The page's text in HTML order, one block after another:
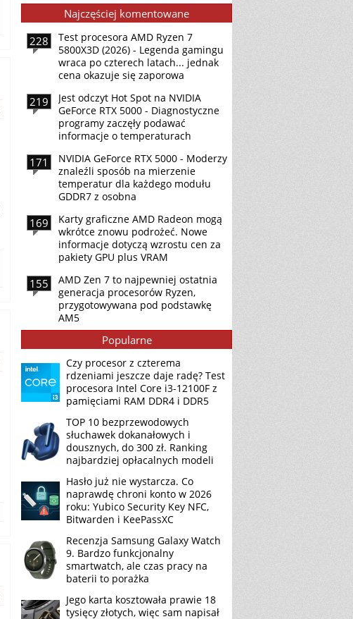
Najczęściej komentowane
228
Test procesora AMD Ryzen 7
5800X3D (2026) - Legenda gamingu
wraca po czterech latach... jednak
cena okazuje się zaporowa
219
Jest odczyt Hot Spot na NVIDIA
GeForce RTX 5000 - Diagnostyczne
programy zaczęły podawać
informacje o temperaturach
171
NVIDIA GeForce RTX 5000 - Moderzy
znaleźli sposób na mierzenie
temperatur dla każdego modułu
GDDR7 z osobna
169
Karty graficzne AMD Radeon mogą
wkrótce znowu podrożeć. Nowe
informacje dotyczą wzrostu cen za
pakiety GPU plus VRAM
155
AMD Zen 7 to najpewniej ostatnia
generacja procesorów Ryzen,
przygotowywana pod podstawkę
AM5
Popularne
Czy procesor z czterema
rdzeniami jeszcze daje radę? Test
procesora Intel Core i3-12100F z
pamięciami RAM DDR4 i DDR5
TOP 10 bezprzewodowych
słuchawek dokanałowych i
dousznych, do 300 zł. Ranking
najbardziej opłacalnych modeli
Hasło już nie wystarcza. Co
naprawdę chroni konto w 2026
roku: Yubico Security Key NFC,
Bitwarden i KeePassXC
Recenzja Samsung Galaxy Watch
9. Bardzo funkcjonalny
smartwatch, ale czas pracy na
baterii to porażka
Jego karta kosztowała prawie 18
tysięcy złotych, więc sam napisał